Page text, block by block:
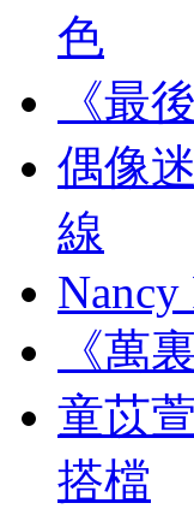
色
《最
偶像
線
Nancy
《萬
童苡
搭檔